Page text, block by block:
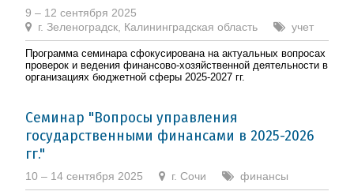
9 – 12 сентября 2025
г. Зеленоградск, Калининградская область
учет
Программа семинара сфокусирована на актуальных вопросах
проверок и ведения финансово-хозяйственной деятельности в
организациях бюджетной сферы 2025-2027 гг.
Семинар "Вопросы управления
государственными финансами в 2025-2026
гг."
10 – 14 сентября 2025 г. Сочи финансы